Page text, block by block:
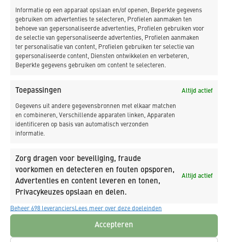
Informatie op een apparaat opslaan en/of openen, Beperkte gegevens
gebruiken om advertenties te selecteren, Profielen aanmaken ten
behoeve van gepersonaliseerde advertenties, Profielen gebruiken voor
de selectie van gepersonaliseerde advertenties, Profielen aanmaken
ter personalisatie van content, Profielen gebruiken ter selectie van
gepersonaliseerde content, Diensten ontwikkelen en verbeteren,
Beperkte gegevens gebruiken om content te selecteren.
Toepassingen Altijd actief
Gegevens uit andere gegevensbronnen met elkaar matchen
en combineren, Verschillende apparaten linken, Apparaten
identificeren op basis van automatisch verzonden
informatie.
Zorg dragen voor beveiliging, fraude
voorkomen en detecteren en fouten opsporen,
Advertenties en content leveren en tonen,
Privacykeuzes opslaan en delen.
Altijd actief
Beheer 698 leveranciers Lees meer over deze doeleinden
Accepteren
_Nieuws over dit project